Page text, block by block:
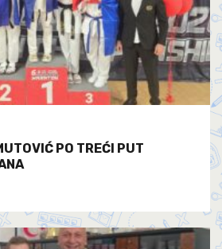
PO TREĆI PUT